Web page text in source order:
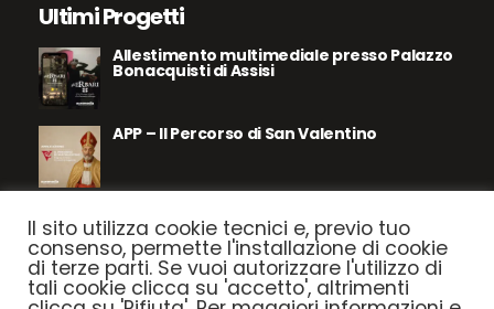
Ultimi Progetti
Allestimento multimediale presso Palazzo
Bonacquisti di Assisi
APP – Il Percorso di San Valentino
Parco le Dune del Mediterraneo
Il sito utilizza cookie tecnici e, previo tuo
consenso, permette l'installazione di cookie
di terze parti. Se vuoi autorizzare l'utilizzo di
tali cookie clicca su 'accetto', altrimenti